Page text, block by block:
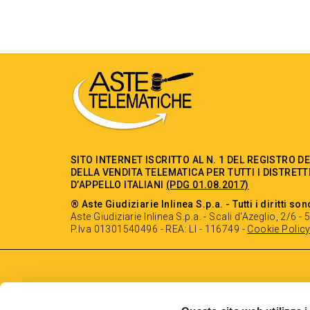
SITO INTERNET ISCRITTO AL N. 1 DEL REGISTRO
DELLA VENDITA TELEMATICA PER TUTTI I
D’APPELLO ITALIANI (PDG 01.08.2017)
® Aste Giudiziarie Inlinea S.p.a. - Tutti i diritti
Aste Giudiziarie Inlinea S.p.a. - Scali d'Azeglio, 2/6 -
P.Iva 01301540496 - REA: LI - 116749 - Cookie Policy